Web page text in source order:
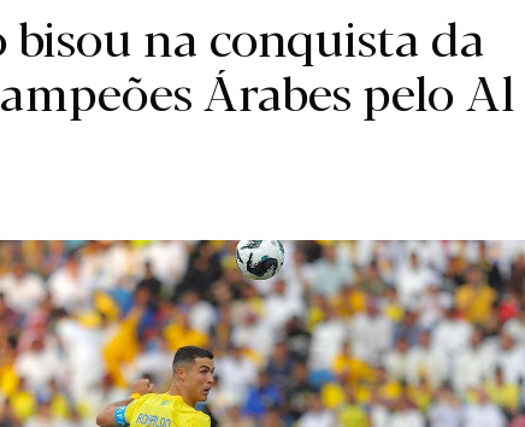
na conquista da
Árabes pelo Al